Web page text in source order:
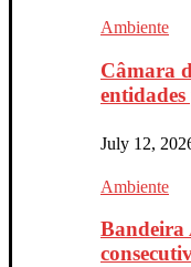
Ambiente
Câmara
entidades
July 12,
Ambiente
Bandeira